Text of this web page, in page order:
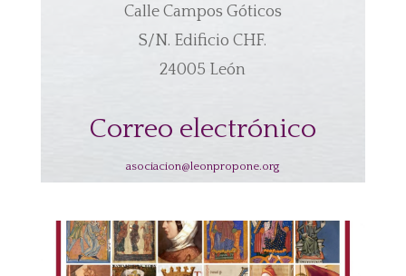
Calle Campos Góticos
S/N. Edificio CHF.
24005 León
Correo electrónico
asociacion@leonpropone.org